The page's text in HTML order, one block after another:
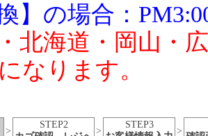
】の場合：
北海道・岡山・
なります。
>
STEP2
>
STEP3
>